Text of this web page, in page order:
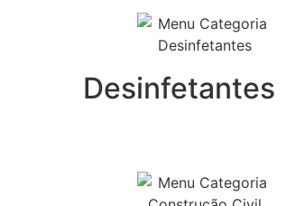
Desinfetantes